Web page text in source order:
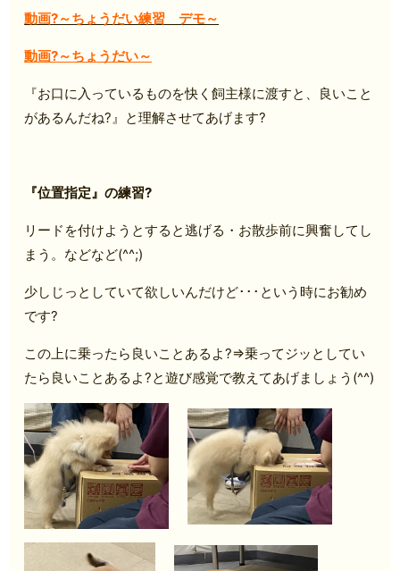
動画?～ちょうだい練習 デモ～
動画?～ちょうだい～
『お口に入っているものを快く飼主様に渡すと、良いこと
があるんだね?』と理解させてあげます?
『位置指定』の練習?
リードを付けようとすると逃げる・お散歩前に興奮してし
まう。などなど(^^;)
少しじっとしていて欲しいんだけど･･･という時にお勧め
です?
この上に乗ったら良いことあるよ?⇒乗ってジッとしてい
たら良いことあるよ?と遊び感覚で教えてあげましょう(^^)